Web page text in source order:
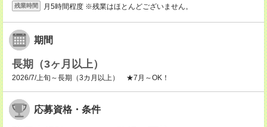
残業時間 月5時間程度 ※残業はほとんどございません。
期間
長期（3ヶ月以上）
2026/7/上旬～長期（3カ月以上） ★7月～OK！
応募資格・条件